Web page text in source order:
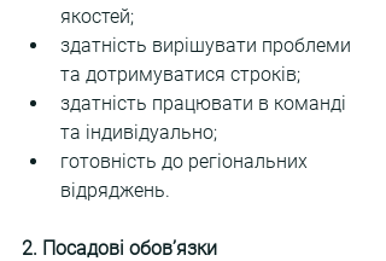
якостей;
здатність вирішувати проблеми
та дотримуватися строків;
здатність працювати в команді
та індивідуально;
готовність до регіональних
відряджень.
2. Посадові обов’язки